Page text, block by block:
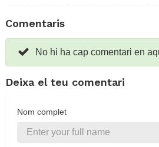
Comentaris
No hi ha cap comentari en
Deixa el teu comentari
Nom complet